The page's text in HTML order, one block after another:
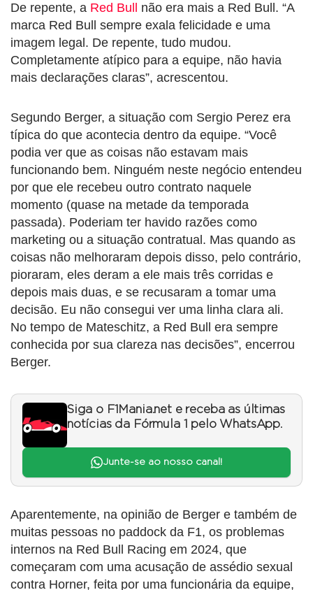
De repente, a Red Bull
não era mais a Red Bull. “A
marca Red Bull sempre exala felicidade e uma
imagem legal. De repente, tudo mudou.
Completamente atípico para a equipe, não havia
mais declarações claras”, acrescentou.
Segundo Berger, a situação com Sergio Perez era
típica do que acontecia dentro da equipe. “Você
podia ver que as coisas não estavam mais
funcionando bem. Ninguém neste negócio entendeu
por que ele recebeu outro contrato naquele
momento (quase na metade da temporada
passada). Poderiam ter havido razões como
marketing ou a situação contratual. Mas quando as
coisas não melhoraram depois disso, pelo contrário,
pioraram, eles deram a ele mais três corridas e
depois mais duas, e se recusaram a tomar uma
decisão. Eu não consegui ver uma linha clara ali.
No tempo de Mateschitz, a Red Bull era sempre
conhecida por sua clareza nas decisões”, encerrou
Berger.
Siga o F1Mania.net e receba as últimas
notícias da Fórmula 1 pelo WhatsApp.
Junte-se ao nosso canal!
Aparentemente, na opinião de Berger e também de
muitas pessoas no paddock da F1, os problemas
internos na Red Bull Racing em 2024, que
começaram com uma acusação de assédio sexual
contra Horner, feita por uma funcionária da equipe,